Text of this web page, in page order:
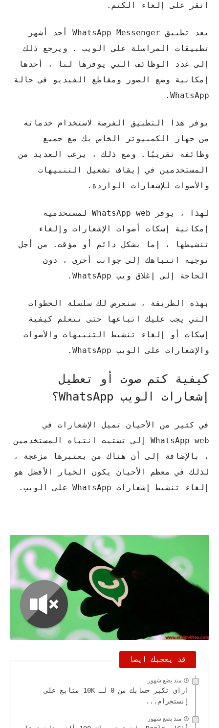
انقر على إلغاء الكتم.
يعد تطبيق WhatsApp Messenger أحد أشهر
تطبيقات المراسلة على الويب . ويرجع ذلك
إلى عدد الوظائف التي يوفرها لنا ، أحدها
إمكانية وضع الصور ومقاطع الفيديو في حالة
WhatsApp.
يوفر هذا التطبيق الفرصة لاستخدام خدماته
من جهاز الكمبيوتر الخاص بك مع جميع
وظائفه تقريبًا. ومع ذلك ، يرغب العديد من
المستخدمين في إيقاف تشغيل التنبيهات
والأصوات للإشعارات الواردة.
لهذا ، يوفر WhatsApp web لمستخدميه
إمكانية إسكات أصوات الإشعارات وإلغاء
تنشيطها ، إما بشكل دائم أو مؤقت. من أجل
توجيه انتباهك إلى جوانب أخرى ، دون
الحاجة إلى إغلاق ويب WhatsApp.
بهذه الطريقة ، سنعرض لك سلسلة الخطوات
التي يجب عليك اتباعها حتى تتعلم كيفية
إسكات أو إلغاء تنشيط التنبيهات والأصوات
والإشعارات على الويب WhatsApp.
كيفية كتم صوت أو تعطيل
إشعارات الويب WhatsApp؟
في كثير من الأحيان تميل الإشعارات في
WhatsApp web إلى تشتيت انتباه المستخدمين
، بالإضافة إلى أن هناك من يعتبرها مزعجة ،
لذلك في معظم الأحيان يكون الخيار الأفضل هو
إلغاء تنشيط إشعارات WhatsApp على الويب.
قد يعجبك ايضا
منذ بضع شهور
ازاي تكبر حسابك من 0 لـ 10K متابع على
إنستجرام...
منذ بضع شهور